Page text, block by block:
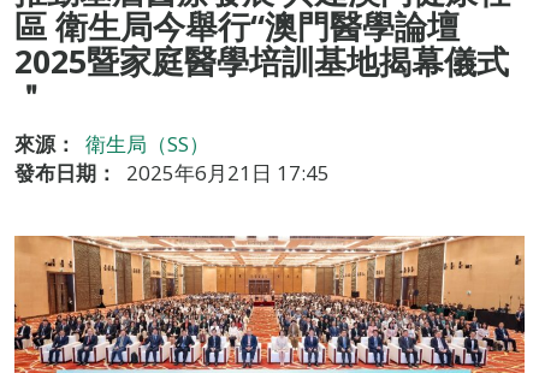
區 衛生局今舉行“澳門醫學論壇
2025暨家庭醫學培訓基地揭幕儀式
＂
來源：
衛生局（SS）
發布日期：
2025年6月21日 17:45